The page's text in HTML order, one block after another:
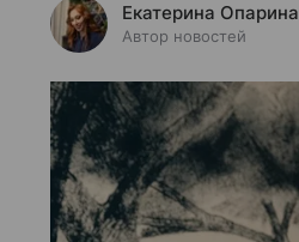
Екатерина Опарина
Автор новостей